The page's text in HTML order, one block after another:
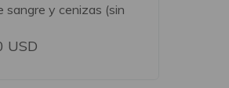
sangre y cenizas (sin
USD